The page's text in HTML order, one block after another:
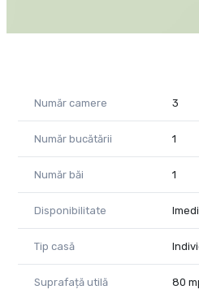
Szekeres Carol
Telefon: 0729 966 649
E-mail:
Telefon: 0741 688 040
E-mail:
CP3116696
Număr camere 3
Număr bucătării 1
Număr băi 1
Disponibilitate
Tip casă
Suprafață utilă 80